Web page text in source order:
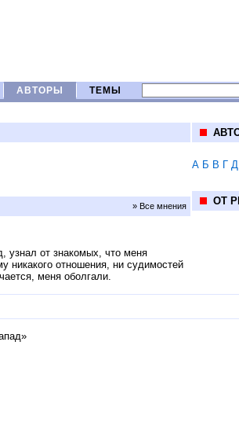
АВТОРЫ ТЕМЫ
» Все мнения
узнал от знакомых, что меня
никакого отношения, ни судимостей
меня оболгали.
А Б В Г Д
ОТ